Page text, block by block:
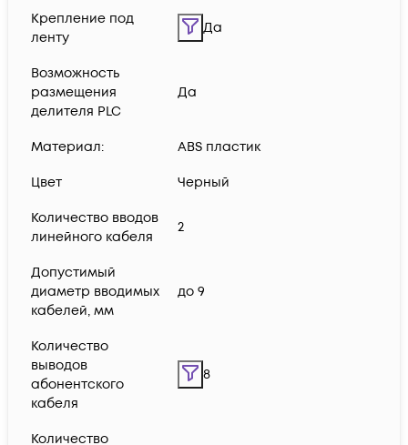
Крепление под
ленту
Да
Возможность
размещения
делителя PLC
Да
Материал: ABS пластик
Цвет Черный
Количество вводов
линейного кабеля
2
Допустимый
диаметр вводимых
кабелей, мм
до 9
Количество
выводов
абонентского
кабеля
8
Количество